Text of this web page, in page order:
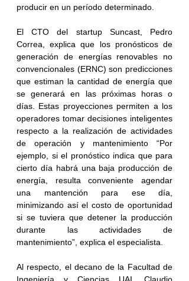
producir en un período determinado.
El CTO del startup Suncast, Pedro
Correa, explica que los pronósticos de
generación de energías renovables no
convencionales (ERNC) son predicciones
que estiman la cantidad de energía que
se generará en las próximas horas o
días. Estas proyecciones permiten a los
operadores tomar decisiones inteligentes
respecto a la realización de actividades
de operación y mantenimiento “Por
ejemplo, si el pronóstico indica que para
cierto día habrá una baja producción de
energía, resulta conveniente agendar
una mantención para ese día,
minimizando así el costo de oportunidad
si se tuviera que detener la producción
durante las actividades de
mantenimiento”, explica el especialista.
Al respecto, el decano de la Facultad de